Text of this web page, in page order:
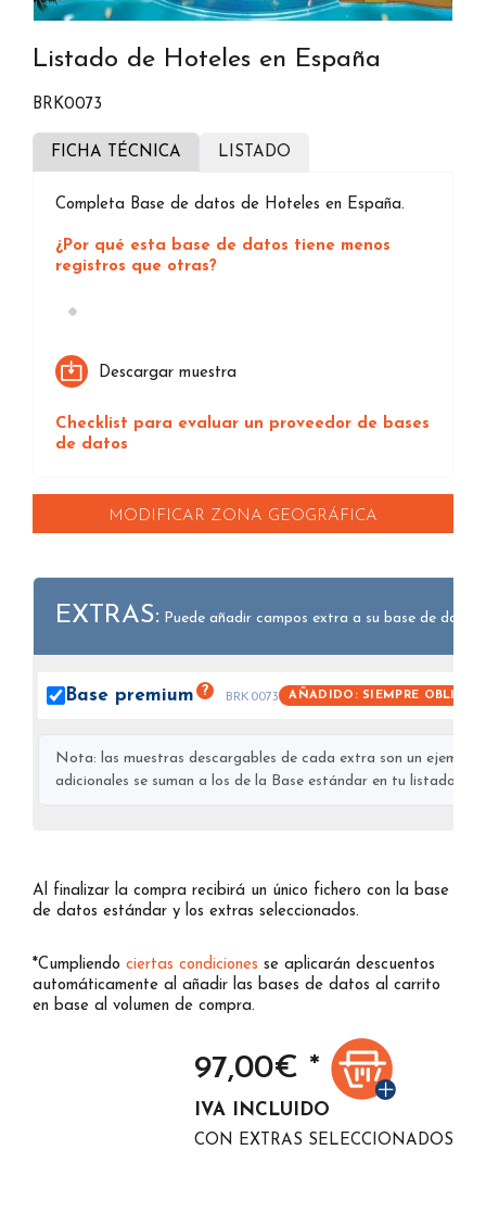
Listado de Hoteles en España
BRK0073
FICHA TÉCNICA LISTADO
Completa Base de datos de Hoteles en España.
¿Por qué esta base de datos tiene menos
registros que otras?
Loading...
Descargar muestra
Checklist para evaluar un proveedor de bases
de datos
MODIFICAR ZONA GEOGRÁFICA
EXTRAS: Puede añadir campos extra a su base de datos.
Base premium ? BRK0073 AÑADIDO: SIEMPRE
Nota: las muestras descargables de cada extra son un
adicionales se suman a los de la Base estándar en tu listado
Al finalizar la compra recibirá un único fichero con la base
de datos estándar y los extras seleccionados.
*Cumpliendo ciertas condiciones se aplicarán descuentos
automáticamente al añadir las bases de datos al carrito
en base al volumen de compra.
97,00€ *
IVA INCLUIDO
CON EXTRAS SELECCIONADOS